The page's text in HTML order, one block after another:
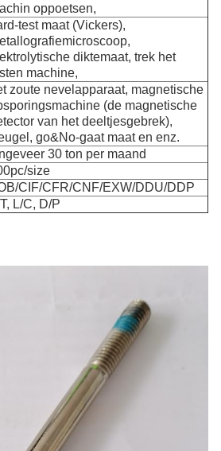
oppoetsen,
test maat (Vickers),
diktemaat, trek het
machine,
zoute nevelapparaat, magnetische
(de magnetische
van het deeltjesgebrek),
go&No-gaat maat en enz.
30 ton per maand
size
CIF/CFR/CNF/EXW/DDU/DDP
L/C, D/P